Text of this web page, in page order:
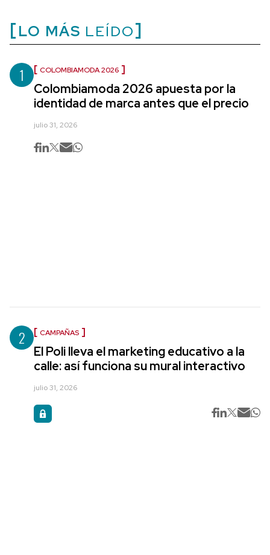
LO MÁS LEÍDO
1 COLOMBIAMODA 2026
Colombiamoda 2026 apuesta por la
identidad de marca antes que el precio
julio 31, 2026
2 CAMPAÑAS
El Poli lleva el marketing educativo a la
calle: así funciona su mural interactivo
julio 31, 2026